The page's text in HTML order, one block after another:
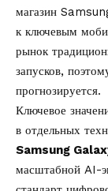
магазин
к ключевым
рынок
запусков,
прогнозируется.
Ключевое
в отдельных
Samsung
масштабной AI-